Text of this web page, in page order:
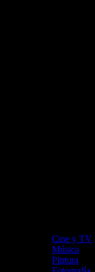
Cine y TV
Música
Pintura